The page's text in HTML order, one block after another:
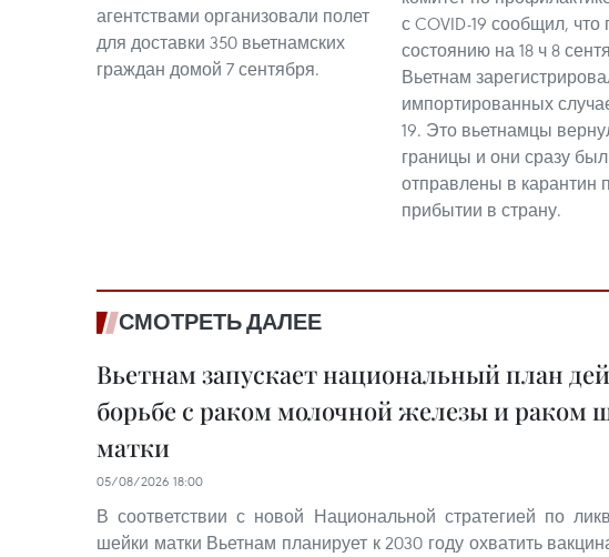
агентствами организовали полет
для доставки 350 вьетнамских
граждан домой 7 сентября.
с COVID-19 сообщил, что
состоянию на 18 ч 8
Вьетнам
импортированных
19. Это вьетнамцы
границы и они сразу
отправлены в карантин
прибытии в страну.
СМОТРЕТЬ ДАЛЕЕ
Вьетнам запускает национальный план
борьбе с раком молочной железы и раком
матки
05/08/2026 18:00
В соответствии с новой Национальной стратегией по
шейки матки Вьетнам планирует к 2030 году охватить